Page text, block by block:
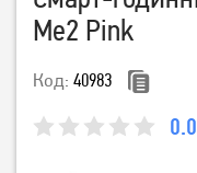
Me2 Pink
Код: 40983
0.0